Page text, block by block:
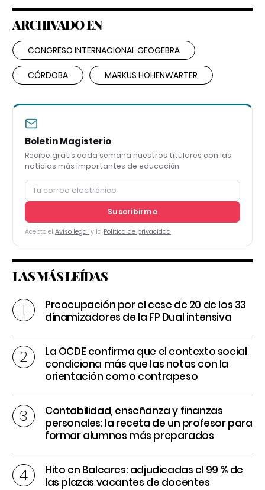
ARCHIVADO EN
CONGRESO INTERNACIONAL GEOGEBRA
CÓRDOBA MARKUS HOHENWARTER
Boletín Magisterio
Recibe gratis cada semana nuestros titulares con las
noticias más importantes de educación
Suscribirme
Acepto el Aviso legal y la Política de privacidad
LAS MÁS LEÍDAS
Preocupación por el cese de 20 de los 33
dinamizadores de la FP Dual intensiva
La OCDE confirma que el contexto social
condiciona más que las notas con la
orientación como contrapeso
Contabilidad, enseñanza y finanzas
personales: la receta de un profesor para
formar alumnos más preparados
Hito en Baleares: adjudicadas el 99 % de
las plazas vacantes de docentes